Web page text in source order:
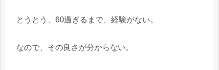
とうとう、60過ぎるまで、経験がない。
なので、その良さが分からない。